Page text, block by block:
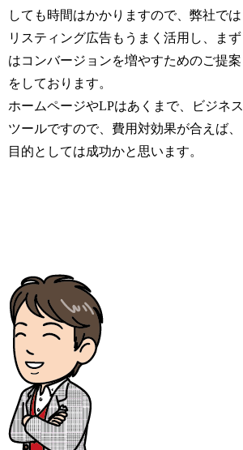
しても時間はかかりますので、弊社では
リスティング広告もうまく活用し、まず
はコンバージョンを増やすためのご提案
をしております。
ホームページやLPはあくまで、ビジネス
ツールですので、費用対効果が合えば、
目的としては成功かと思います。